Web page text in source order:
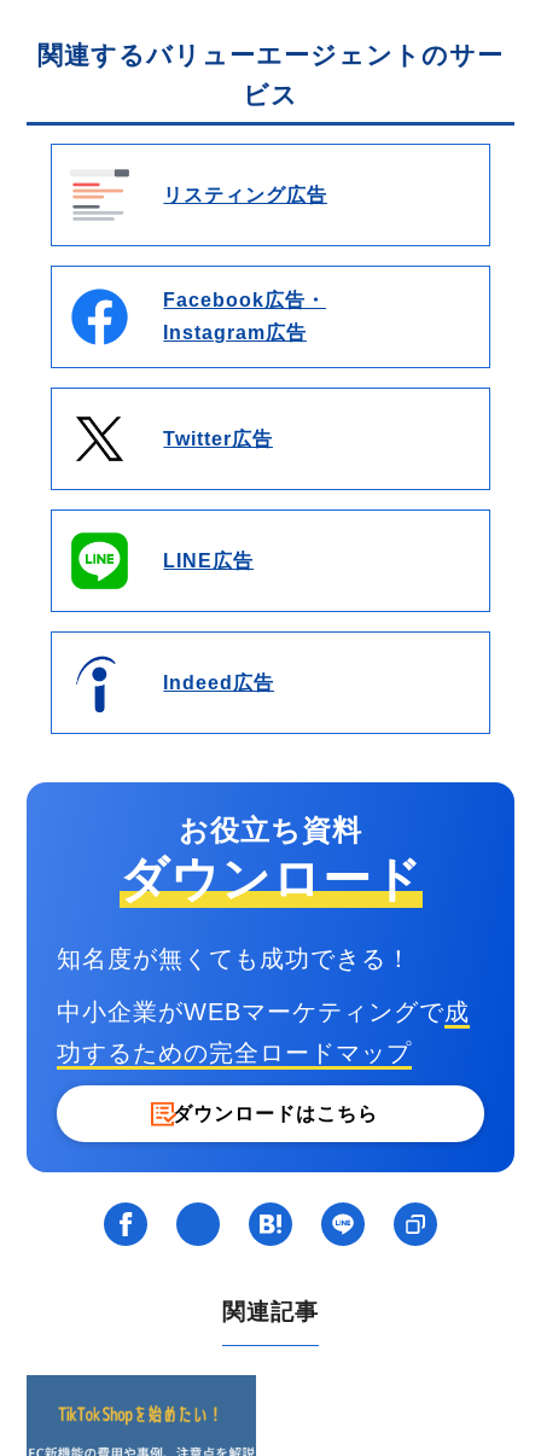
関連するバリューエージェントのサー
ビス
リスティング広告
Facebook広告・
Instagram広告
Twitter広告
LINE広告
Indeed広告
お役立ち資料
ダウンロード
知名度が無くても成功できる！
中小企業がWEBマーケティングで成
功するための完全ロードマップ
ダウンロードはこちら
関連記事